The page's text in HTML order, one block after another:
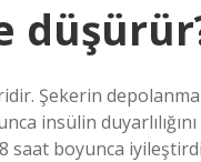
Şekerin
insülin duyarlılığını
saat boyunca